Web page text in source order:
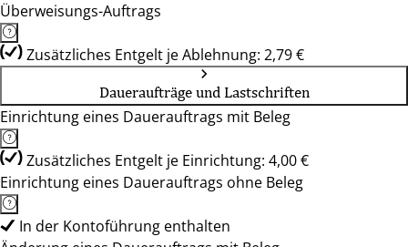
Überweisungs-Auftrags
Zusätzliches Entgelt je Ablehnung: 2,79 €
Daueraufträge und Lastschriften
Einrichtung eines Dauerauftrags mit Beleg
Zusätzliches Entgelt je Einrichtung: 4,00 €
Einrichtung eines Dauerauftrags ohne Beleg
In der Kontoführung enthalten